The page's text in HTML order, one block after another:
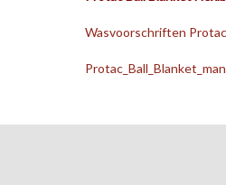
Wasvoorschriften